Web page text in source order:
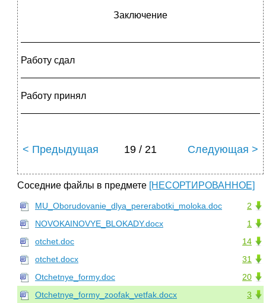
Заключение
Работу сдал
Работу принял
< Предыдущая 19 / 21 Следующая >
Соседние файлы в предмете [НЕСОРТИРОВАННОЕ]
2
MU_Oborudovanie_dlya_pererabotki_moloka.doc
1
NOVOKAINOVYE_BLOKADY.docx
14
otchet.doc
31
otchet.docx
20
Otchetnye_formy.doc
3
Otchetnye_formy_zoofak_vetfak.docx